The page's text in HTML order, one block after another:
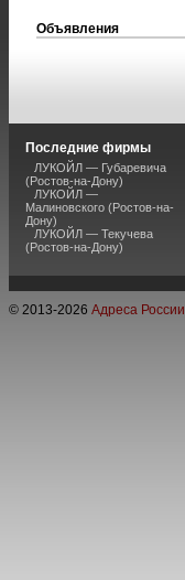
Объявления
Последние фирмы
ЛУКОЙЛ — Губаревича
(Ростов-на-Дону)
ЛУКОЙЛ —
Малиновского (Ростов-на-
Дону)
ЛУКОЙЛ — Текучева
(Ростов-на-Дону)
© 2013-2026 Адреса России